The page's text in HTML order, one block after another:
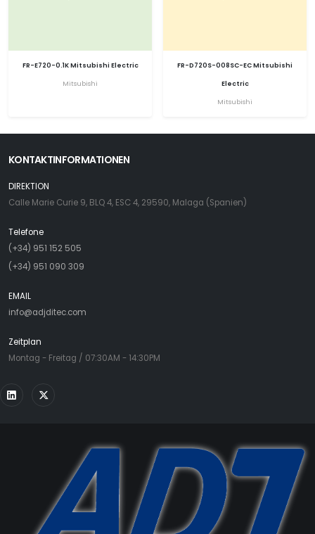
FR-E720-0.1K Mitsubishi Electric
Mitsubishi
FR-D720S-008SC-EC Mitsubishi
Electric
Mitsubishi
KONTAKTINFORMATIONEN
DIREKTION
Calle Marie Curie 9, BLQ 4, ESC 4, 29590, Malaga (Spanien)
Telefone
(+34) 951 152 505
(+34) 951 090 309
EMAIL
info@adjditec.com
Zeitplan
Montag - Freitag / 07:30AM - 14:30PM